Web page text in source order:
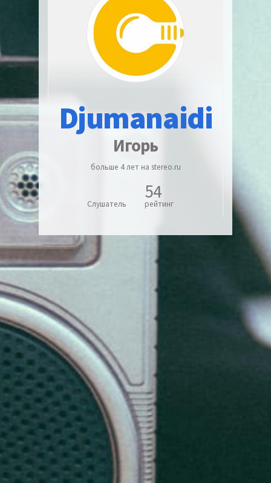
Djumanaidi
Игорь
больше 4 лет на stereo.ru
Слушатель
54
рейтинг